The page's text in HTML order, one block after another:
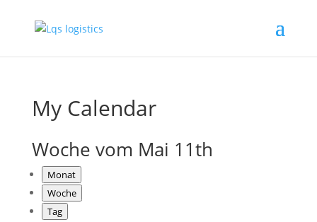
My Calendar
Woche vom Mai 11th
Monat
Woche
Tag